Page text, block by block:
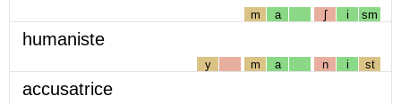
m a ʃ i sm
humaniste
y m a n i st
accusatrice